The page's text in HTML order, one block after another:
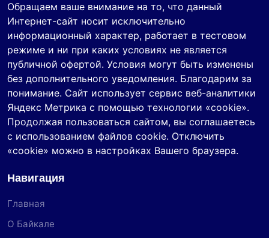
Обращаем ваше внимание на то, что данный
Интернет-сайт носит исключительно
информационный характер, работает в тестовом
режиме и ни при каких условиях не является
публичной офертой. Условия могут быть изменены
без дополнительного уведомления. Благодарим за
понимание. Сайт использует сервис веб-аналитики
Яндекс Метрика с помощью технологии «cookie».
Продолжая пользоваться сайтом, вы соглашаетесь
с использованием файлов cookie. Отключить
«cookie» можно в настройках Вашего браузера.
Навигация
Главная
О Байкале